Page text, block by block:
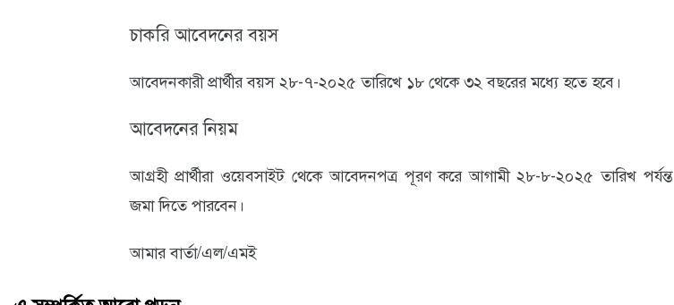
চাকরি আবেদনের বয়স
আবেদনকারী প্রার্থীর বয়স ২৮-৭-২০২৫ তারিখে ১৮ থেকে ৩২ বছরের মধ্যে হতে হবে।
আবেদনের নিয়ম
আগ্রহী প্রার্থীরা ওয়েবসাইট থেকে আবেদনপত্র পূরণ করে আগামী ২৮-৮-২০২৫ তারিখ পর্যন্ত
জমা দিতে পারবেন।
আমার বার্তা/এল/এমই